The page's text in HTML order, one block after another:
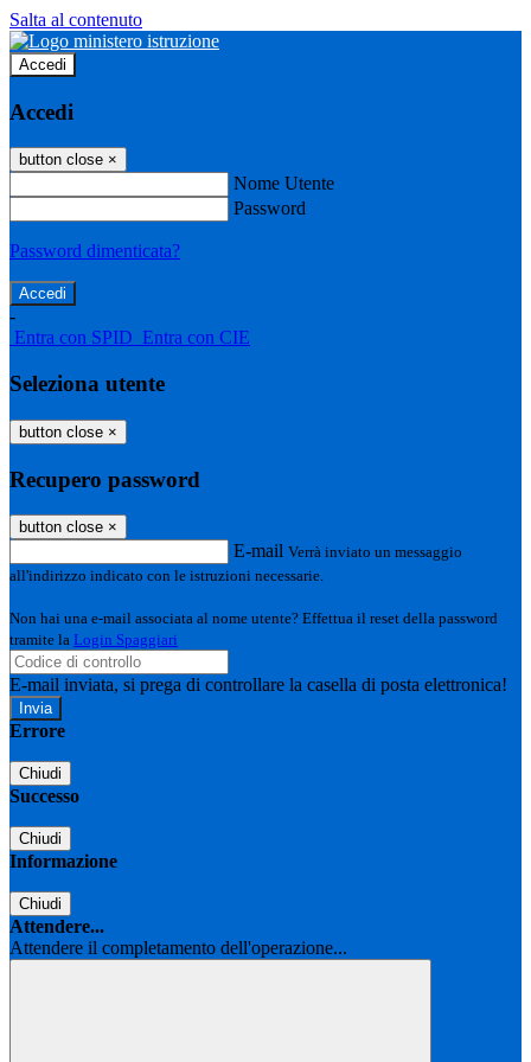
Salta al contenuto
Accedi
Accedi
button close ×
Nome Utente
Password
Password dimenticata?
-
Entra con SPID Entra con CIE
Seleziona utente
button close ×
Recupero password
button close ×
E-mail Verrà inviato un messaggio
all'indirizzo indicato con le istruzioni necessarie.
Non hai una e-mail associata al nome utente? Effettua il reset della password
tramite la Login Spaggiari
E-mail inviata, si prega di controllare la casella di posta elettronica!
Errore
Chiudi
Successo
Chiudi
Informazione
Chiudi
Attendere...
Attendere il completamento dell'operazione...